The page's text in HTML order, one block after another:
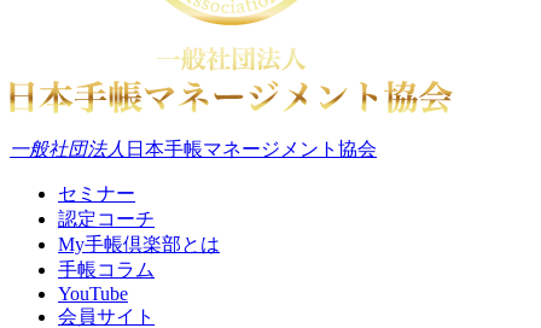
一般社団法人 日本手帳マネージメント協会
セミナー
認定コーチ
My手帳倶楽部とは
手帳コラム
YouTube
会員サイト